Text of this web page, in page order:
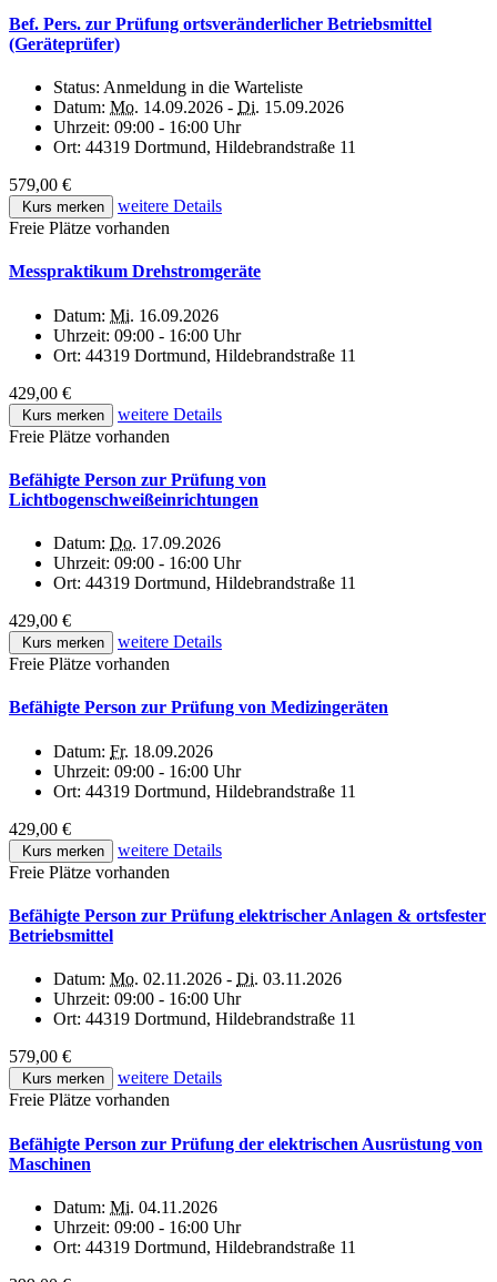
Bef. Pers. zur Prüfung ortsveränderlicher Betriebsmittel
(Geräteprüfer)
Status: Anmeldung in die Warteliste
Datum: Mo. 14.09.2026 - Di. 15.09.2026
Uhrzeit: 09:00 - 16:00 Uhr
Ort: 44319 Dortmund, Hildebrandstraße 11
579,00 €
Kurs merken
weitere Details
Freie Plätze vorhanden
Messpraktikum Drehstromgeräte
Datum: Mi. 16.09.2026
Uhrzeit: 09:00 - 16:00 Uhr
Ort: 44319 Dortmund, Hildebrandstraße 11
429,00 €
Kurs merken
weitere Details
Freie Plätze vorhanden
Befähigte Person zur Prüfung von
Lichtbogenschweißeinrichtungen
Datum: Do. 17.09.2026
Uhrzeit: 09:00 - 16:00 Uhr
Ort: 44319 Dortmund, Hildebrandstraße 11
429,00 €
Kurs merken
weitere Details
Freie Plätze vorhanden
Befähigte Person zur Prüfung von Medizingeräten
Datum: Fr. 18.09.2026
Uhrzeit: 09:00 - 16:00 Uhr
Ort: 44319 Dortmund, Hildebrandstraße 11
429,00 €
Kurs merken
weitere Details
Freie Plätze vorhanden
Befähigte Person zur Prüfung elektrischer Anlagen & ortsfester
Betriebsmittel
Datum: Mo. 02.11.2026 - Di. 03.11.2026
Uhrzeit: 09:00 - 16:00 Uhr
Ort: 44319 Dortmund, Hildebrandstraße 11
579,00 €
Kurs merken
weitere Details
Freie Plätze vorhanden
Befähigte Person zur Prüfung der elektrischen Ausrüstung von
Maschinen
Datum: Mi. 04.11.2026
Uhrzeit: 09:00 - 16:00 Uhr
Ort: 44319 Dortmund, Hildebrandstraße 11